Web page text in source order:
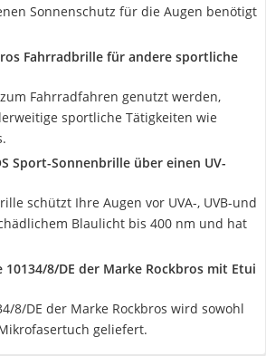
Sonnenschutz für die Augen benötigt
Fahrradbrille für andere sportliche
Fahrradfahren genutzt werden,
sportliche Tätigkeiten wie
Sport-Sonnenbrille über einen UV-
schützt Ihre Augen vor UVA-, UVB-und
Blaulicht bis 400 nm und hat
8/DE der Marke Rockbros mit Etui
8/DE der Marke Rockbros wird sowohl
geliefert.